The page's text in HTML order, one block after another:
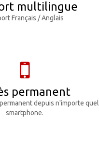
multilingue
Français / Anglais
permanent
depuis n'importe quel
smartphone.